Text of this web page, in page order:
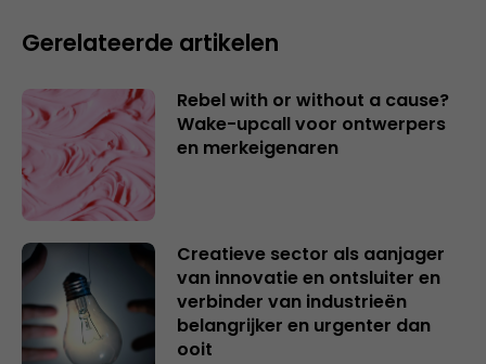
Gerelateerde artikelen
Rebel with or without a cause?
Wake-upcall voor ontwerpers
en merkeigenaren
Creatieve sector als aanjager
van innovatie en ontsluiter en
verbinder van industrieën
belangrijker en urgenter dan
ooit